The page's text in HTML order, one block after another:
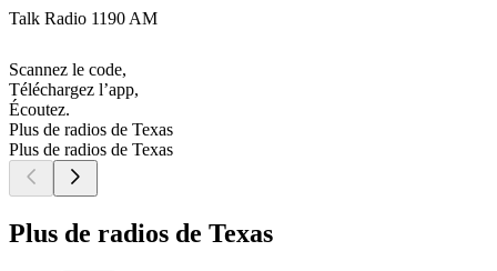
Talk Radio 1190 AM
Scannez le code,
Téléchargez l’app,
Écoutez.
Plus de radios de Texas
Plus de radios de Texas
Plus de radios de Texas